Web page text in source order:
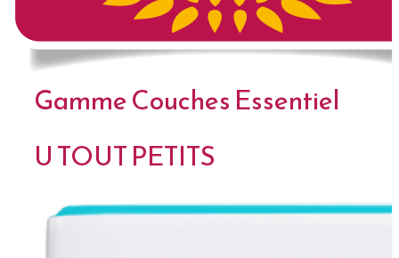
Gamme Couches Essentiel
U TOUT PETITS